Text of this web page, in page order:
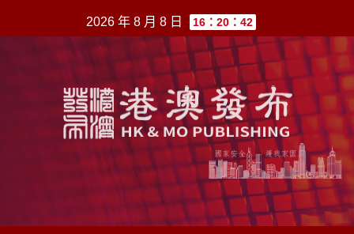
至
2026 年 8 月 8 日 16：20：42